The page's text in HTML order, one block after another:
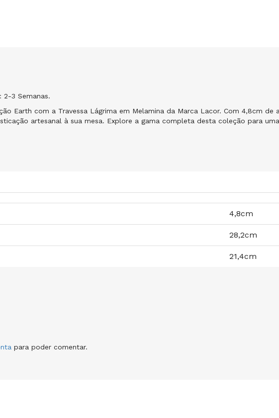
2-3 Semanas.
Earth com a Travessa Lágrima em Melamina da Marca Lacor. Com 4,8cm de
artesanal à sua mesa. Explore a gama completa desta coleção para
4,8cm
28,2cm
21,4cm
para poder comentar.